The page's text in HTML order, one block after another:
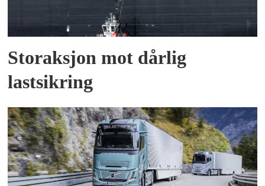
Storaksjon mot dårlig
lastsikring